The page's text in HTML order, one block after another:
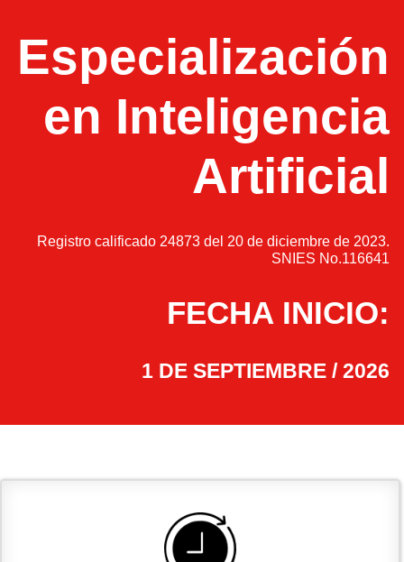
Especialización
en Inteligencia
Artificial
Registro calificado 24873 del 20 de diciembre de 2023.
SNIES No.116641
FECHA INICIO:
1 DE SEPTIEMBRE / 2026